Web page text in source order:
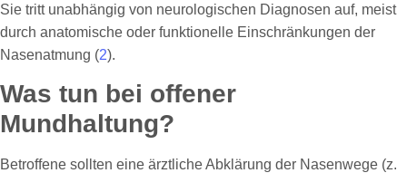
Sie tritt unabhängig von neurologischen Diagnosen auf, meist
durch anatomische oder funktionelle Einschränkungen der
Nasenatmung (2).
Was tun bei offener
Mundhaltung?
Betroffene sollten eine ärztliche Abklärung der Nasenwege (z.